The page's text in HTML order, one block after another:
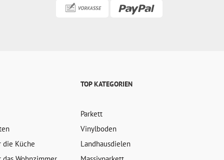
die Küche
TOP KATEGORIEN
Parkett
Vinylboden
Landhausdielen